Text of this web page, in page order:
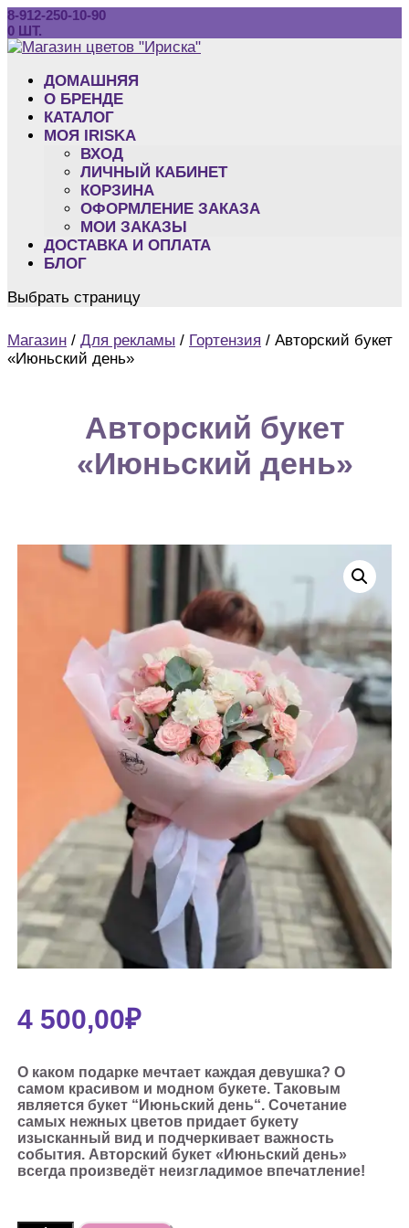
8-912-250-10-90
0 ШТ.
ДОМАШНЯЯ
O БРЕНДЕ
КАТАЛОГ
МОЯ IRISKA
ВХОД
ЛИЧНЫЙ КАБИНЕТ
КОРЗИНА
ОФОРМЛЕНИЕ ЗАКАЗА
МОИ ЗАКАЗЫ
ДОСТАВКА И ОПЛАТА
БЛОГ
Выбрать страницу
Магазин / Для рекламы / Гортензия / Авторский букет
«Июньский день»
Авторский букет
«Июньский день»
4 500,00₽
О каком подарке мечтает каждая девушка? О
самом красивом и модном букете. Таковым
является букет “Июньский день“. Сочетание
самых нежных цветов придает букету
изысканный вид и подчеркивает важность
события. Авторский букет «Июньский день»
всегда произведёт неизгладимое впечатление!